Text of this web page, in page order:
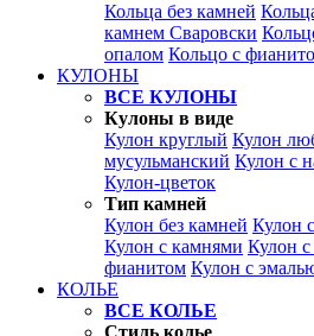
Кольца без камней
камнем Сваровски
опалом Кольцо с
КУЛОНЫ
ВСЕ КУЛОНЫ
Кулоны в виде
Кулон круглый Кулон
мусульманский Кулон с
Кулон-цветок
Тип камней
Кулон без камней Кулон
Кулон с камнями Кулон
фианитом Кулон с
КОЛЬЕ
ВСЕ КОЛЬЕ
Стиль колье